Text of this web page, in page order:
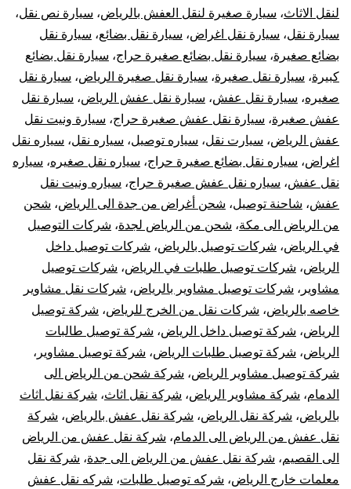
لنقل الاثاث، سيارة صغيرة لنقل العفش بالرياض، سيارة نص نقل،
سيارة نقل، سيارة نقل اغراض، سيارة نقل بضائع، سيارة نقل
بضائع صغيرة، سيارة نقل بضائع صغيرة حراج، سيارة نقل بضائع
كبيرة، سيارة نقل صغيرة، سيارة نقل صغيرة الرياض، سيارة نقل
صغيره، سيارة نقل عفش، سيارة نقل عفش الرياض، سيارة نقل
عفش صغيرة، سيارة نقل عفش صغيرة حراج، سيارة ونيت نقل
عفش الرياض، سيارت نقل، سياره توصيل، سياره نقل، سياره نقل
اغراض، سياره نقل بضائع صغيرة حراج، سياره نقل صغيره، سياره
نقل عفش، سياره نقل عفش صغيرة حراج، سياره ونيت نقل
عفش، شاحنة توصيل، شحن أغراض من جدة الى الرياض، شحن
من الرياض الى مكة، شحن من الرياض لجدة، شركات التوصيل
في الرياض، شركات توصيل بالرياض، شركات توصيل داخل
الرياض، شركات توصيل طلبات في الرياض، شركات توصيل
مشاوير ، شركات توصيل مشاوير بالرياض، شركات نقل مشاوير
خاصه بالرياض، شركات نقل من الخرج للرياض، شركة توصيل
الرياض، شركة توصيل داخل الرياض، شركة توصيل طالبات
الرياض، شركة توصيل طلبات الرياض، شركة توصيل مشاوير ،
شركة توصيل مشاوير الرياض، شركة شحن من الرياض الى
الدمام، شركة مشاوير الرياض، شركة نقل اثاث، شركة نقل اثاث
بالرياض، شركة نقل الرياض، شركة نقل عفش بالرياض، شركة
نقل عفش من الرياض الى الدمام، شركة نقل عفش من الرياض
الى القصيم، شركة نقل عفش من الرياض الى جدة، شركة نقل
معلمات خارج الرياض، شركه توصيل طلبات، شركه نقل عفش